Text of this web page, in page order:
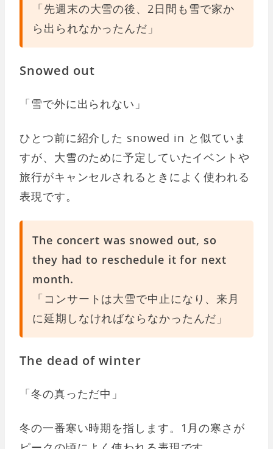
「先週末の大雪の後、2日間も雪で家か
ら出られなかったんだ」
Snowed out
「雪で外に出られない」
ひとつ前に紹介した snowed in と似ていま
すが、大雪のために予定していたイベントや
旅行がキャンセルされるときによく使われる
表現です。
The concert was snowed out, so
they had to reschedule it for next
month.
「コンサートは大雪で中止になり、来月
に延期しなければならなかったんだ」
The dead of winter
「冬の真っただ中」
冬の一番寒い時期を指します。1月の寒さが